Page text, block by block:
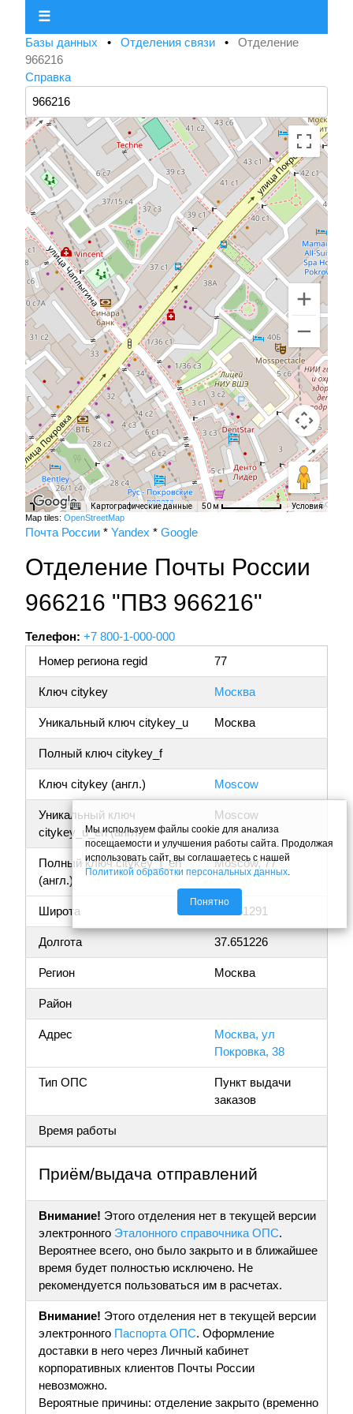
☰
Базы данных • Отделения связи • Отделение
966216
Справка
Картографические данные 50 м Условия
Map tiles: OpenStreetMap
Почта России * Yandex * Google
Отделение Почты России
966216 "ПВЗ 966216"
Телефон: +7 800-1-000-000
Номер региона regid
77
Ключ citykey Москва
Уникальный ключ citykey_u Москва
Полный ключ citykey_f
Ключ citykey (англ.) Moscow
Уникальный ключ
citykey_u_en (англ.)
Moscow
Полный ключ citykey_f_en
(англ.)
Moscow, 77
Широта 55.761291
Долгота 37.651226
Регион Москва
Район
Адрес
Москва, ул
Покровка, 38
Тип ОПС
Пункт выдачи
заказов
Время работы
Приём/выдача отправлений
Внимание! Этого отделения нет в текущей версии
электронного Эталонного справочника ОПС.
Вероятнее всего, оно было закрыто и в ближайшее
время будет полностью исключено. Не
рекомендуется пользоваться им в расчетах.
Внимание! Этого отделения нет в текущей версии
электронного Паспорта ОПС. Оформление
доставки в него через Личный кабинет
корпоративных клиентов Почты России
невозможно.
Вероятные причины: отделение закрыто (временно
Мы используем файлы cookie для анализа
посещаемости и улучшения работы сайта. Продолжая
использовать сайт, вы соглашаетесь с нашей
Политикой обработки персональных данных
Понятно